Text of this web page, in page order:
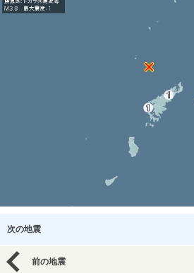
次の地震
前の地震